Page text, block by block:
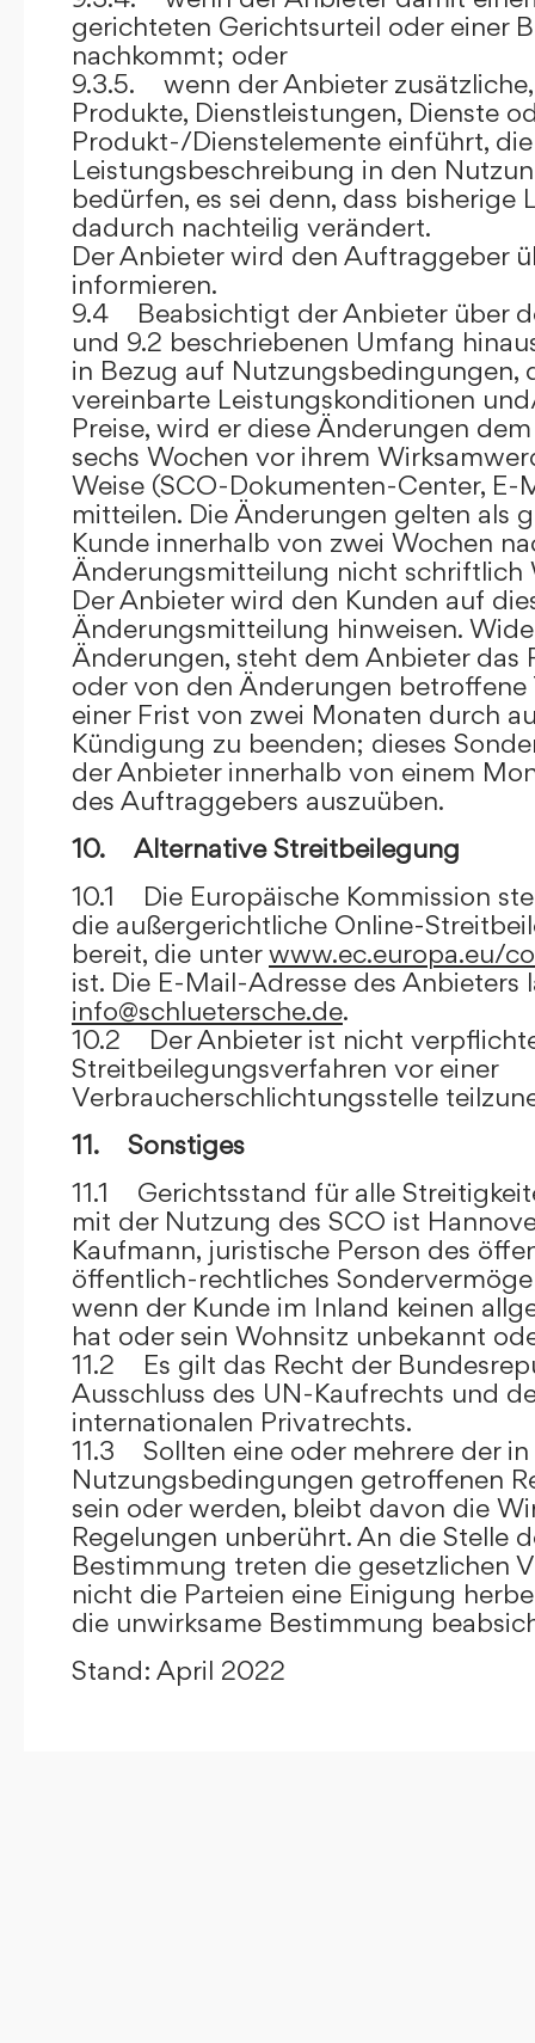
gerichteten Gerichtsurteil oder einer
nachkommt; oder
9.3.5. wenn der Anbieter
Produkte, Dienstleistungen, Dienste
Produkt-/Dienstelemente einführt,
Leistungsbeschreibung in den
bedürfen, es sei denn, dass bisherige
dadurch nachteilig verändert.
Der Anbieter wird den Auftraggeber
informieren.
9.4 Beabsichtigt der Anbieter über
und 9.2 beschriebenen Umfang
in Bezug auf Nutzungsbedingungen,
vereinbarte Leistungskonditionen
Preise, wird er diese Änderungen
sechs Wochen vor ihrem
Weise (SCO-Dokumenten-Center, E-
mitteilen. Die Änderungen gelten als
Kunde innerhalb von zwei Wochen
Änderungsmitteilung nicht schriftlich
Der Anbieter wird den Kunden auf
Änderungsmitteilung hinweisen.
Änderungen, steht dem Anbieter das
oder von den Änderungen betroffene
einer Frist von zwei Monaten durch
Kündigung zu beenden; dieses
der Anbieter innerhalb von einem
des Auftraggebers auszuüben.
10. Alternative Streitbeilegung
10.1 Die Europäische Kommission
die außergerichtliche Online-
bereit, die unterwww.ec.europa.eu/
ist. Die E-Mail-Adresse des Anbieters
info@schluetersche.de.
10.2 Der Anbieter ist nicht
Streitbeilegungsverfahren vor einer
Verbraucherschlichtungsstelle
11. Sonstiges
11.1 Gerichtsstand für alle
mit der Nutzung des SCO ist
Kaufmann, juristische Person des
öffentlich-rechtliches
wenn der Kunde im Inland keinen
hat oder sein Wohnsitz unbekannt
11.2 Es gilt das Recht der
Ausschluss des UN-Kaufrechts und
internationalen Privatrechts.
11.3 Sollten eine oder mehrere der in
Nutzungsbedingungen getroffenen
sein oder werden, bleibt davon die
Regelungen unberührt. An die Stelle
Bestimmung treten die gesetzlichen
nicht die Parteien eine Einigung
die unwirksame Bestimmung
Stand: April 2022